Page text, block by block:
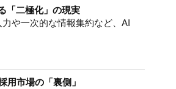
「二極化」の現実
や一次的な情報集約など、AI
用市場の「裏側」